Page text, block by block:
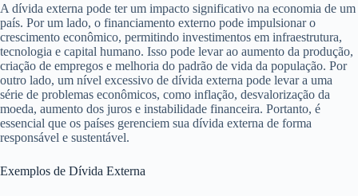
A dívida externa pode ter um impacto significativo na economia de um
país. Por um lado, o financiamento externo pode impulsionar o
crescimento econômico, permitindo investimentos em infraestrutura,
tecnologia e capital humano. Isso pode levar ao aumento da produção,
criação de empregos e melhoria do padrão de vida da população. Por
outro lado, um nível excessivo de dívida externa pode levar a uma
série de problemas econômicos, como inflação, desvalorização da
moeda, aumento dos juros e instabilidade financeira. Portanto, é
essencial que os países gerenciem sua dívida externa de forma
responsável e sustentável.
Exemplos de Dívida Externa